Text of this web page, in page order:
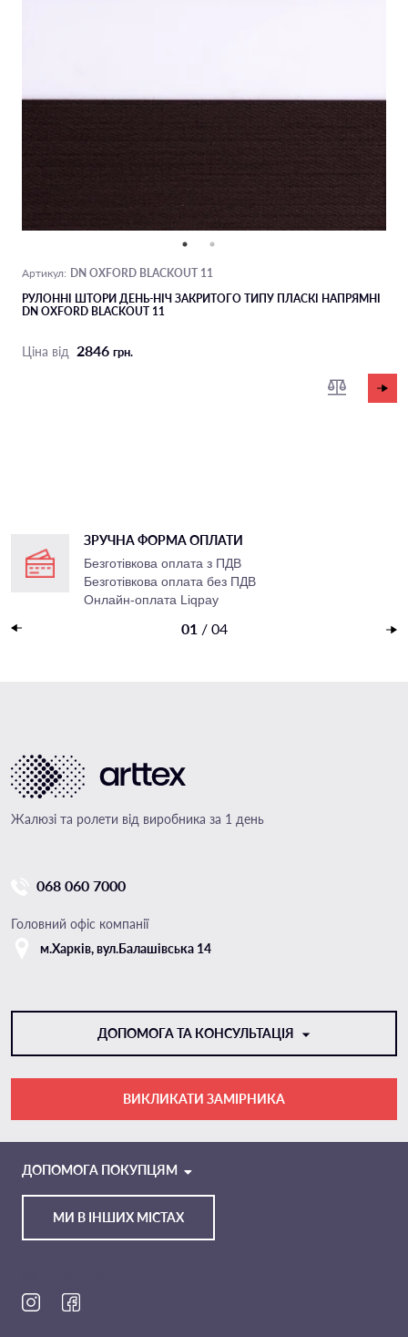
Артикул: DN OXFORD BLACKOUT 11
РУЛОННІ ШТОРИ ДЕНЬ-НІЧ ЗАКРИТОГО ТИПУ ПЛАСКI НАПРЯМНI
DN OXFORD BLACKOUT 11
Ціна від 2846 грн.
ЗРУЧНА ФОРМА ОПЛАТИ
Безготівкова оплата з ПДВ
Безготівкова оплата без ПДВ
Онлайн-оплата Liqpay
01 / 04
Жалюзі та ролети від виробника за 1 день
068 060 7000
Головний офіс компанії
м.Харкiв, вул.Балашівська 14
ДОПОМОГА ТА КОНСУЛЬТАЦІЯ
TELEGRAM
ВИКЛИКАТИ ЗАМІРНИКА
МИ В ІНШИХ МІСТАХ
ДОПОМОГА ПОКУПЦЯМ